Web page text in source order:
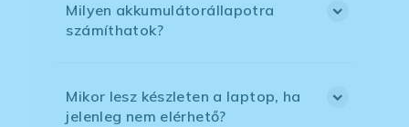
Milyen akkumulátorállapotra
számíthatok?
Mikor lesz készleten a laptop, ha
jelenleg nem elérhető?